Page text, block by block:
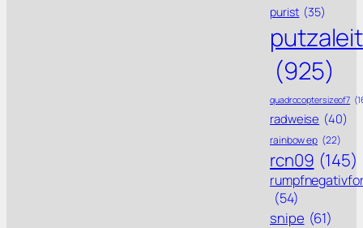
purist (35)
putzaleit
(925)
quadrocoptersizeof7
radweise (40)
rainbow ep (22)
rcn09 (145)
(54)
snipe (61)